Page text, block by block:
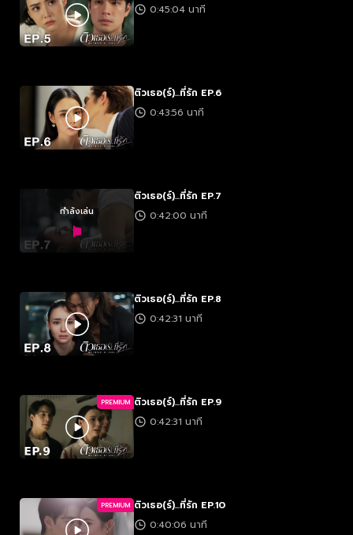
0:45:04 นาที
ติวเธอ(ร์)...ที่รัก EP.6
0:43:56 นาที
กำลังเล่น
ติวเธอ(ร์)...ที่รัก EP.7
0:42:00 นาที
ติวเธอ(ร์)...ที่รัก EP.8
0:42:31 นาที
PREMIUM ติวเธอ(ร์)...ที่รัก EP.9
0:42:31 นาที
PREMIUM ติวเธอ(ร์)...ที่รัก EP.10
0:40:06 นาที